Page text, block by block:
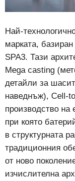
Най-
марката,
SPA3. Тази
Mega casting
детайли за
наведнъж), Cell-
производство на
при която
в структурната
традиционния
от ново
изчислителна